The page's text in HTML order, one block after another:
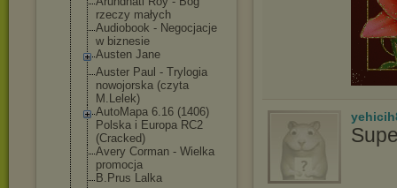
rzeczy małych
Audiobook - Negocjacje
w biznesie
Austen Jane
Auster Paul - Trylogia
nowojorska (czyta
M.Lelek)
AutoMapa 6.16 (1406)
Polska i Europa RC2
(Cracked)
Avery Corman - Wielka
promocja
B.Prus Lalka